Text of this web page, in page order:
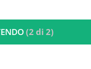
(2 di 2)